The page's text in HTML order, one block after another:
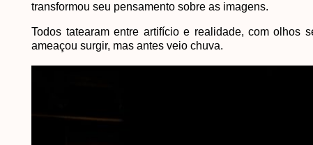
transformou seu pensamento sobre as imagens.
Todos tatearam entre artifício e realidade, com olhos
ameaçou surgir, mas antes veio chuva.